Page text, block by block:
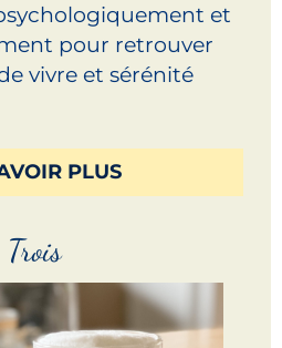
et
pour retrouver
vivre et sérénité
PLUS
Trois